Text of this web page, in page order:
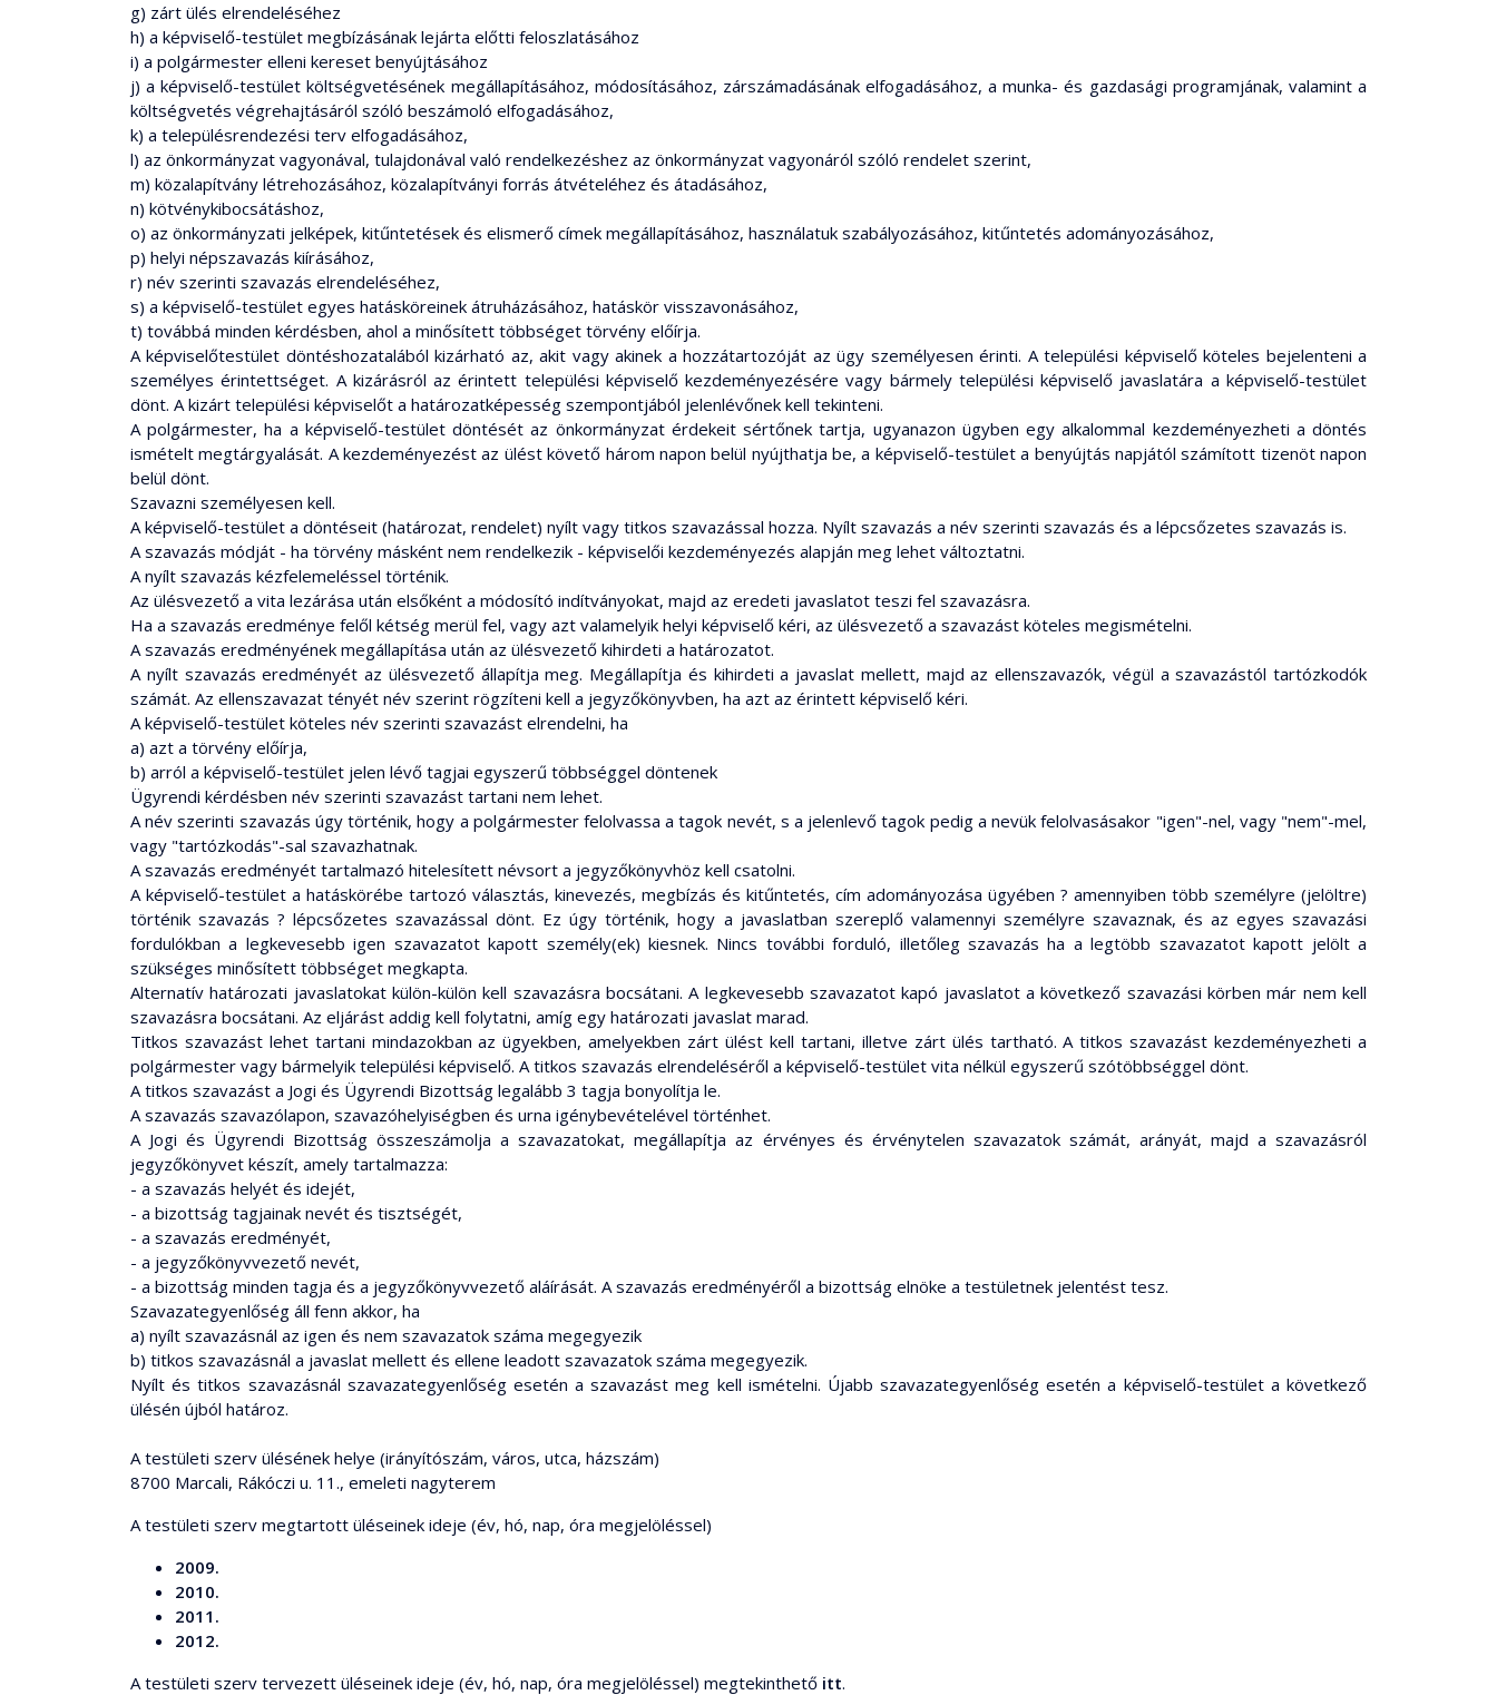
g) zárt ülés elrendeléséhez
h) a képviselő-testület megbízásának lejárta előtti feloszlatásához
i) a polgármester elleni kereset benyújtásához
j) a képviselő-testület költségvetésének megállapításához, módosításához, zárszámadásának elfogadásához, a munka- és gazdasági programjának, valamint a
költségvetés végrehajtásáról szóló beszámoló elfogadásához,
k) a településrendezési terv elfogadásához,
l) az önkormányzat vagyonával, tulajdonával való rendelkezéshez az önkormányzat vagyonáról szóló rendelet szerint,
m) közalapítvány létrehozásához, közalapítványi forrás átvételéhez és átadásához,
n) kötvénykibocsátáshoz,
o) az önkormányzati jelképek, kitűntetések és elismerő címek megállapításához, használatuk szabályozásához, kitűntetés adományozásához,
p) helyi népszavazás kiírásához,
r) név szerinti szavazás elrendeléséhez,
s) a képviselő-testület egyes hatásköreinek átruházásához, hatáskör visszavonásához,
t) továbbá minden kérdésben, ahol a minősített többséget törvény előírja.
A képviselőtestület döntéshozatalából kizárható az, akit vagy akinek a hozzátartozóját az ügy személyesen érinti. A települési képviselő köteles bejelenteni a
személyes érintettséget. A kizárásról az érintett települési képviselő kezdeményezésére vagy bármely települési képviselő javaslatára a képviselő-testület
dönt. A kizárt települési képviselőt a határozatképesség szempontjából jelenlévőnek kell tekinteni.
A polgármester, ha a képviselő-testület döntését az önkormányzat érdekeit sértőnek tartja, ugyanazon ügyben egy alkalommal kezdeményezheti a döntés
ismételt megtárgyalását. A kezdeményezést az ülést követő három napon belül nyújthatja be, a képviselő-testület a benyújtás napjától számított tizenöt napon
belül dönt.
Szavazni személyesen kell.
A képviselő-testület a döntéseit (határozat, rendelet) nyílt vagy titkos szavazással hozza. Nyílt szavazás a név szerinti szavazás és a lépcsőzetes szavazás is.
A szavazás módját - ha törvény másként nem rendelkezik - képviselői kezdeményezés alapján meg lehet változtatni.
A nyílt szavazás kézfelemeléssel történik.
Az ülésvezető a vita lezárása után elsőként a módosító indítványokat, majd az eredeti javaslatot teszi fel szavazásra.
Ha a szavazás eredménye felől kétség merül fel, vagy azt valamelyik helyi képviselő kéri, az ülésvezető a szavazást köteles megismételni.
A szavazás eredményének megállapítása után az ülésvezető kihirdeti a határozatot.
A nyílt szavazás eredményét az ülésvezető állapítja meg. Megállapítja és kihirdeti a javaslat mellett, majd az ellenszavazók, végül a szavazástól tartózkodók
számát. Az ellenszavazat tényét név szerint rögzíteni kell a jegyzőkönyvben, ha azt az érintett képviselő kéri.
A képviselő-testület köteles név szerinti szavazást elrendelni, ha
a) azt a törvény előírja,
b) arról a képviselő-testület jelen lévő tagjai egyszerű többséggel döntenek
Ügyrendi kérdésben név szerinti szavazást tartani nem lehet.
A név szerinti szavazás úgy történik, hogy a polgármester felolvassa a tagok nevét, s a jelenlevő tagok pedig a nevük felolvasásakor "igen"-nel, vagy "nem"-mel,
vagy "tartózkodás"-sal szavazhatnak.
A szavazás eredményét tartalmazó hitelesített névsort a jegyzőkönyvhöz kell csatolni.
A képviselő-testület a hatáskörébe tartozó választás, kinevezés, megbízás és kitűntetés, cím adományozása ügyében ? amennyiben több személyre (jelöltre)
történik szavazás ? lépcsőzetes szavazással dönt. Ez úgy történik, hogy a javaslatban szereplő valamennyi személyre szavaznak, és az egyes szavazási
fordulókban a legkevesebb igen szavazatot kapott személy(ek) kiesnek. Nincs további forduló, illetőleg szavazás ha a legtöbb szavazatot kapott jelölt a
szükséges minősített többséget megkapta.
Alternatív határozati javaslatokat külön-külön kell szavazásra bocsátani. A legkevesebb szavazatot kapó javaslatot a következő szavazási körben már nem kell
szavazásra bocsátani. Az eljárást addig kell folytatni, amíg egy határozati javaslat marad.
Titkos szavazást lehet tartani mindazokban az ügyekben, amelyekben zárt ülést kell tartani, illetve zárt ülés tartható. A titkos szavazást kezdeményezheti a
polgármester vagy bármelyik települési képviselő. A titkos szavazás elrendeléséről a képviselő-testület vita nélkül egyszerű szótöbbséggel dönt.
A titkos szavazást a Jogi és Ügyrendi Bizottság legalább 3 tagja bonyolítja le.
A szavazás szavazólapon, szavazóhelyiségben és urna igénybevételével történhet.
A Jogi és Ügyrendi Bizottság összeszámolja a szavazatokat, megállapítja az érvényes és érvénytelen szavazatok számát, arányát, majd a szavazásról
jegyzőkönyvet készít, amely tartalmazza:
- a szavazás helyét és idejét,
- a bizottság tagjainak nevét és tisztségét,
- a szavazás eredményét,
- a jegyzőkönyvvezető nevét,
- a bizottság minden tagja és a jegyzőkönyvvezető aláírását. A szavazás eredményéről a bizottság elnöke a testületnek jelentést tesz.
Szavazategyenlőség áll fenn akkor, ha
a) nyílt szavazásnál az igen és nem szavazatok száma megegyezik
b) titkos szavazásnál a javaslat mellett és ellene leadott szavazatok száma megegyezik.
Nyílt és titkos szavazásnál szavazategyenlőség esetén a szavazást meg kell ismételni. Újabb szavazategyenlőség esetén a képviselő-testület a következő
ülésén újból határoz.
A testületi szerv ülésének helye (irányítószám, város, utca, házszám)
8700 Marcali, Rákóczi u. 11., emeleti nagyterem
A testületi szerv megtartott üléseinek ideje (év, hó, nap, óra megjelöléssel)
2009.
2010.
2011.
2012.
A testületi szerv tervezett üléseinek ideje (év, hó, nap, óra megjelöléssel) megtekinthető itt.